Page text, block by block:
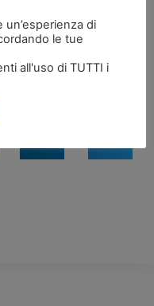
che volevamo”.
di
le tue
all'uso di TUTTI i